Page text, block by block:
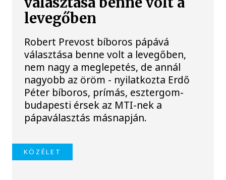
levegőben
Robert Prevost bíboros pápává
választása benne volt a levegőben,
nem nagy a meglepetés, de annál
nagyobb az öröm - nyilatkozta Erdő
Péter bíboros, prímás, esztergom-
budapesti érsek az MTI-nek a
pápaválasztás másnapján.
KÖZÉLET